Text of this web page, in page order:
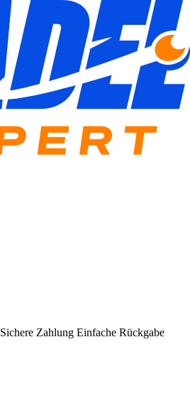
Sichere Zahlung Einfache Rückgabe